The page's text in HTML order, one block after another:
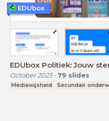
EDUbox Politiek: Jouw
October 2023- 79 slides
Mediawijsheid Secundair
EDUbox